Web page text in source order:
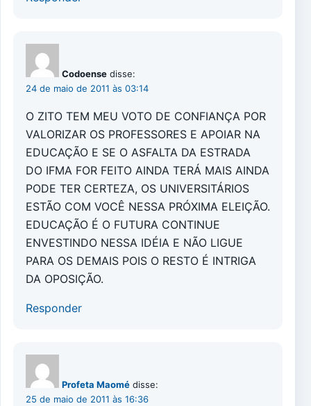
Codoense disse:
24 de maio de 2011 às 03:14
O ZITO TEM MEU VOTO DE CONFIANÇA POR
VALORIZAR OS PROFESSORES E APOIAR NA
EDUCAÇÃO E SE O ASFALTA DA ESTRADA
DO IFMA FOR FEITO AINDA TERÁ MAIS AINDA
PODE TER CERTEZA, OS UNIVERSITÁRIOS
ESTÃO COM VOCÊ NESSA PRÓXIMA ELEIÇÃO.
EDUCAÇÃO É O FUTURA CONTINUE
ENVESTINDO NESSA IDÉIA E NÃO LIGUE
PARA OS DEMAIS POIS O RESTO É INTRIGA
DA OPOSIÇÃO.
Responder
Profeta Maomé disse:
25 de maio de 2011 às 16:36